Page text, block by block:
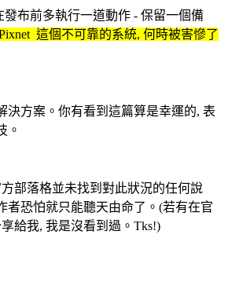
發布前多執行一道動作 - 保留一個備
這個不可靠的系統, 何時被害慘了
決方案。你有看到這篇算是幸運的, 表
。
部落格並未找到對此狀況的任何說
者恐怕就只能聽天由命了。(若有在官
給我, 我是沒看到過。Tks!)